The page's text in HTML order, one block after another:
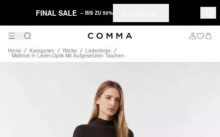
FINAL SALE – BIS ZU 50%
Home Kategorien Röcke Lederröcke
Midirock In Leder-Optik Mit Aufgesetzten Taschen